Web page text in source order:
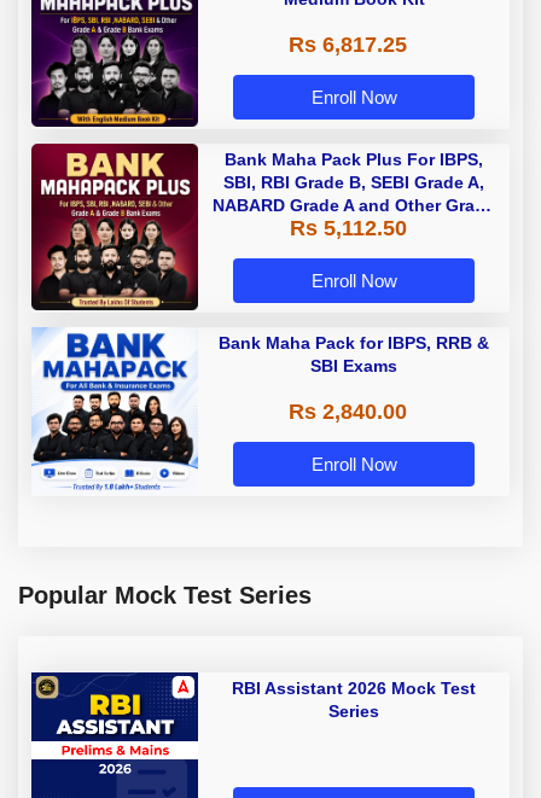
Rs 6,817.25
Enroll Now
Bank Maha Pack Plus For IBPS,
SBI, RBI Grade B, SEBI Grade A,
NABARD Grade A and Other Grade
A & Grade B Bank Exams
Rs 5,112.50
Enroll Now
Bank Maha Pack for IBPS, RRB &
SBI Exams
Rs 2,840.00
Enroll Now
Popular Mock Test Series
RBI Assistant 2026 Mock Test
Series